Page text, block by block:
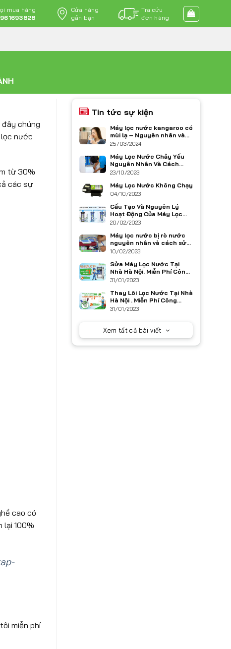
mua hàng
Cửa hàng
gần bạn
Tra cứu
đơn hàng
chúng
nước
từ 30%
các sự
cao có
lại 100%
miễn phí
Tin tức sự kiện
Máy lọc nước kangaroo có
mùi lạ – Nguyên nhân và
cách khắc phục
25/03/2024
Máy Lọc Nước Chảy Yếu
Nguyên Nhân Và Cách
Khắc Phục
23/10/2023
Máy Lọc Nước Không Chạy
04/10/2023
Cấu Tạo Và Nguyên Lý
Hoạt Động Của Máy Lọc
Nước Ro Kangaroo
20/02/2023
Máy lọc nước bị rò nước
nguyên nhân và cách sửa
chữa
10/02/2023
Sửa Máy Lọc Nước Tại
Nhà Hà Nội. Miễn Phí Công
Sửa Chữa
31/01/2023
Thay Lõi Lọc Nước Tại Nhà
Hà Nội . Miễn Phí Công
Thay Lõi
31/01/2023
Xem tất cả bài viết